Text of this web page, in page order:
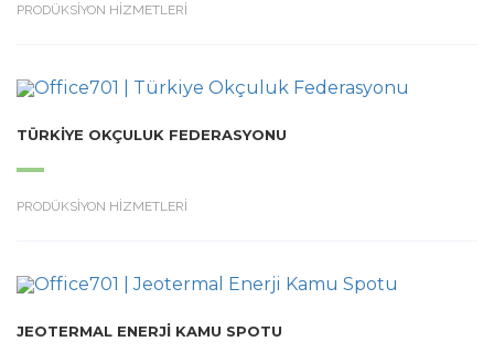
PRODÜKSİYON HİZMETLERİ
TÜRKIYE OKÇULUK FEDERASYONU
PRODÜKSİYON HİZMETLERİ
JEOTERMAL ENERJI KAMU SPOTU